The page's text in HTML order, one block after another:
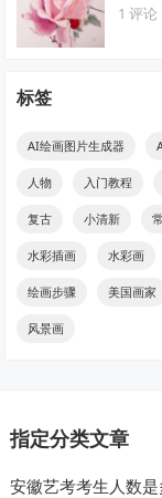
1 评论
标签
AI绘画图片生成器
人物 入门教程
复古 小清新
水彩插画 水彩画
绘画步骤 美国画家
风景画
指定分类文章
安徽艺考考生人数是